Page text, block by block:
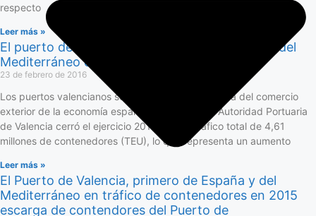
respecto
Leer más »
El puerto de Valencia se sitúa como el primero del
Mediterráneo en tráfico de contenedores
23 de febrero de 2016
Los puertos valencianos son la principal plataforma del comercio
exterior de la economía española. De hecho, la Autoridad Portuaria
de Valencia cerró el ejercicio 2015 con un tráfico total de 4,61
millones de contenedores (TEU), lo que representa un aumento
Leer más »
El Puerto de Valencia, primero de España y del
Mediterráneo en tráfico de contenedores en 2015
escarga de contendores del Puerto de